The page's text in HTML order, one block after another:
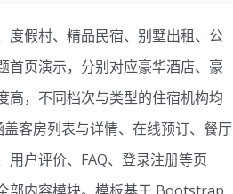
假村、精品民宿、别墅出租、公
首页演示，分别对应豪华酒店、豪
高，不同档次与类型的住宿机构均
客房列表与详情、在线预订、餐厅
户评价、FAQ、登录注册等页